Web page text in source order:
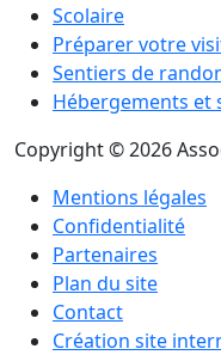
Scolaire
Préparer votre
Sentiers de
Hébergements et
Copyright © 2026
Mentions légales
Confidentialité
Partenaires
Plan du site
Contact
Création site